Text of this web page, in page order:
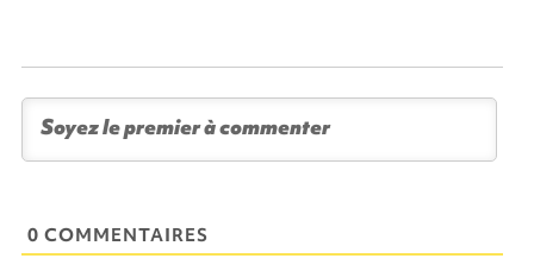
0 COMMENTAIRES